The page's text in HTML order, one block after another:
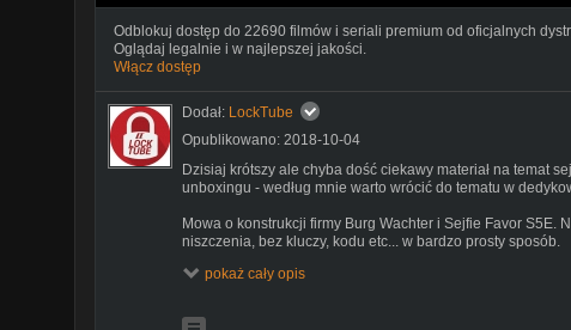
Odblokuj dostęp do 22690 filmów i seriali premium od oficjalnych
Oglądaj legalnie i w najlepszej jakości.
Włącz dostęp
Dodał: LockTube
Opublikowano: 2018-10-04
Dzisiaj krótszy ale chyba dość ciekawy materiał na temat
unboxingu - według mnie warto wrócić do tematu w
Mowa o konstrukcji firmy Burg Wachter i Sejfie Favor S5E.
niszczenia, bez kluczy, kodu etc... w bardzo prosty sposób.
Rzecz jasna prezentowana metoda nie sprawdzi się w
konstrukcji)
pokaż cały opis